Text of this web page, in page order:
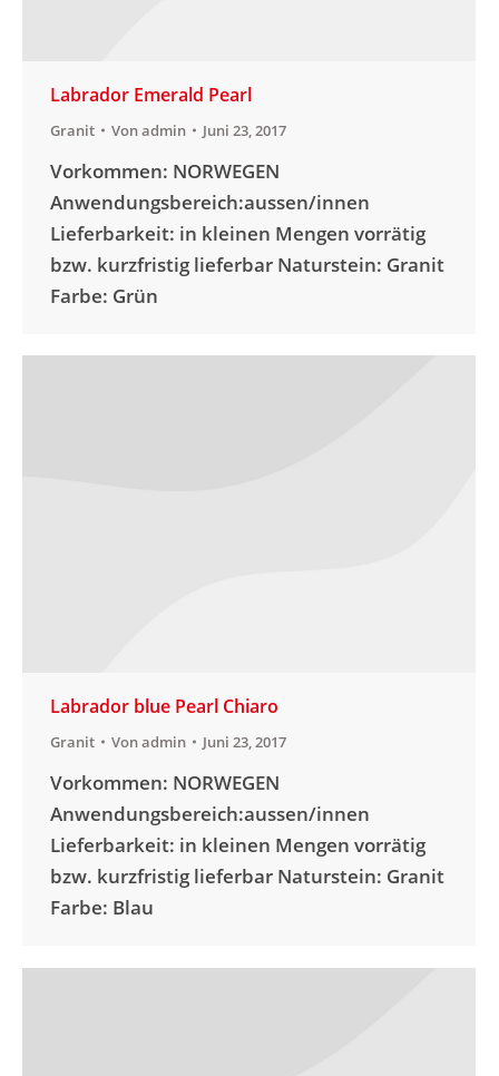
Labrador Emerald Pearl
Granit Vonadmin Juni 23, 2017
Vorkommen: NORWEGEN
Anwendungsbereich:aussen/innen
Lieferbarkeit: in kleinen Mengen vorrätig
bzw. kurzfristig lieferbar Naturstein: Granit
Farbe: Grün
Labrador blue Pearl Chiaro
Granit Vonadmin Juni 23, 2017
Vorkommen: NORWEGEN
Anwendungsbereich:aussen/innen
Lieferbarkeit: in kleinen Mengen vorrätig
bzw. kurzfristig lieferbar Naturstein: Granit
Farbe: Blau